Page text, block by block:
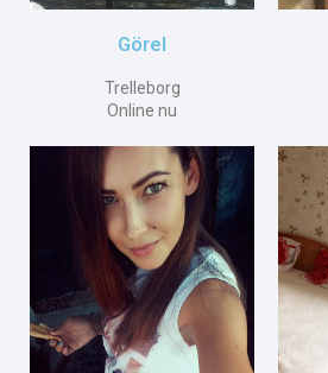
Görel
Trelleborg
Online nu